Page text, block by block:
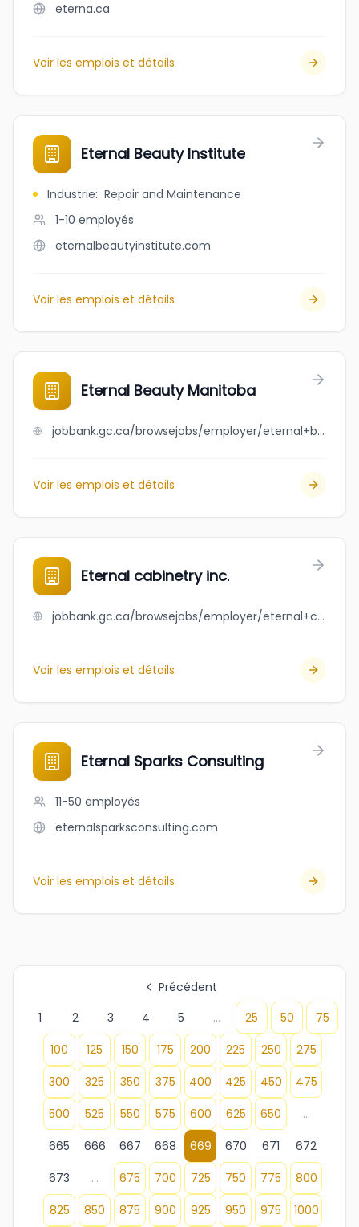
eterna.ca
Voir les emplois et détails
Eternal Beauty Institute
Industrie: Repair and Maintenance
1-10 employés
eternalbeautyinstitute.com
Voir les emplois et détails
Eternal Beauty Manitoba
jobbank.gc.ca/browsejobs/employer/eternal+beauty+manitoba/ca
Voir les emplois et détails
Eternal cabinetry inc.
jobbank.gc.ca/browsejobs/employer/eternal+cabinetry+inc./ca
Voir les emplois et détails
Eternal Sparks Consulting
11-50 employés
eternalsparksconsulting.com
Voir les emplois et détails
Précédent
1
2 3 4 5 ... 25 50
75
100
125 150 175 200 225 250
275
300
325 350 375 400 425 450
475
500
525 550 575 600 625 650
...
665
666 667 668 669 670 671
672
673
... 675 700 725 750 775
800
825
850 875 900 925 950 975 1000